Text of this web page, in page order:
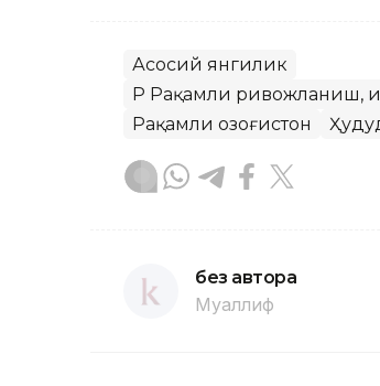
Асосий янгилик
ҚР Рақамли ривожланиш,
Рақамли Қозоғистон
без автора
Муаллиф